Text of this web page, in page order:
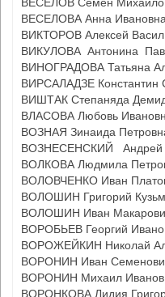
ВЕСЕЛОВА Анна
ВИКТОРОВ Алексей
ВИКУЛОВА Антонина
ВИНОГРАДОВА Татьяна
ВИРСАЛАДЗЕ Константин
ВИШТАК Степаняда
ВЛАСОВА Любовь
ВОЗНАЯ Зинаида
ВОЗНЕСЕНСКИЙ
ВОЛКОВА Людмила
ВОЛОВЧЕНКО Иван
ВОЛОШИН Григорий
ВОЛОШИН Иван
ВОРОБЬЕВ Георгий
ВОРОЖЕЙКИН Николай
ВОРОНИН Иван
ВОРОНИН Михаил
ВОРОНКОВА Лидия